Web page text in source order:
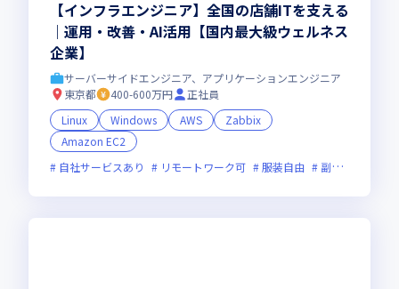
【インフラエンジニア】全国の店舗ITを支える
｜運用・改善・AI活用【国内最大級ウェルネス
企業】
サーバーサイドエンジニア、アプリケーションエンジニア
東京都
400-600万円
正社員
Linux
Windows AWS
Zabbix
Amazon EC2
自社サービスあり
リモートワーク可 服装自由 副業可